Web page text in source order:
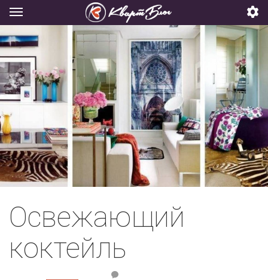
Освежающий
коктейль